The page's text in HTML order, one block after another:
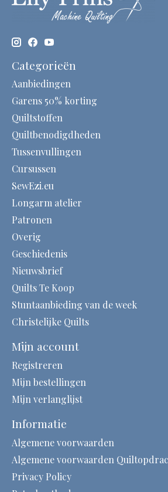
Categorieën
Aanbiedingen
Garens 50% korting
Quiltstoffen
Quiltbenodigdheden
Tussenvullingen
Cursussen
SewEzi.eu
Longarm atelier
Patronen
Overig
Geschiedenis
Nieuwsbrief
Quilts Te Koop
Stuntaanbieding van de week
Christelijke Quilts
Mijn account
Registreren
Mijn bestellingen
Mijn verlanglijst
Informatie
Algemene voorwaarden
Algemene voorwaarden
Privacy Policy